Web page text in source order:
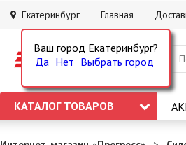
Екатеринбург Главная
Ваш город Екатеринбург?
Да Нет Выбрать город
КАТАЛОГ ТОВАРОВ